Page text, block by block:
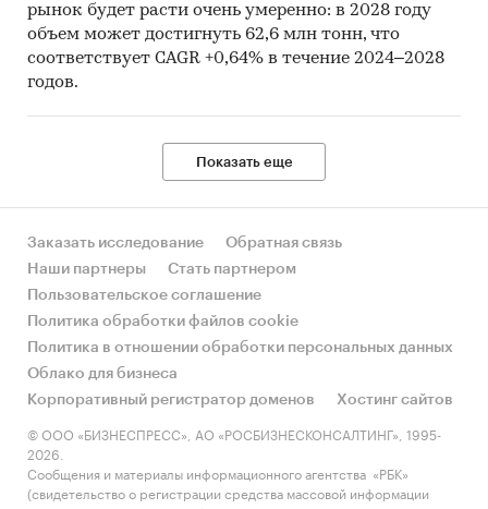
рынок будет расти очень умеренно: в 2028 году
объем может достигнуть 62,6 млн тонн, что
соответствует CAGR +0,64% в течение 2024–2028
годов.
Показать еще
Заказать исследование
Обратная связь
Наши партнеры
Стать партнером
Пользовательское соглашение
Политика обработки файлов cookie
Политика в отношении обработки персональных данных
Облако для бизнеса
Корпоративный регистратор доменов
Хостинг сайтов
© ООО «БИЗНЕСПРЕСС», АО «РОСБИЗНЕСКОНСАЛТИНГ», 1995-
2026.
Сообщения и материалы информационного агентства «РБК»
(свидетельство о регистрации средства массовой информации